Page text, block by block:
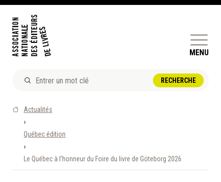
MENU
DOSSIERS ET ENJEUX
ÊTRE ÉDITEUR·TRICE
PERFECTIONNEMENT
ET SERVICES AUX MEMBRES
Actualités
›
Québec édition
›
Le Québec à l’honneur du Foire du livre de Göteborg 2026